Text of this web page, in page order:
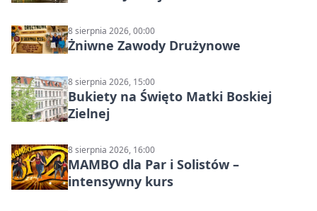
8 sierpnia 2026, 00:00
Żniwne Zawody Drużynowe
8 sierpnia 2026, 15:00
Bukiety na Święto Matki Boskiej
Zielnej
8 sierpnia 2026, 16:00
MAMBO dla Par i Solistów –
intensywny kurs